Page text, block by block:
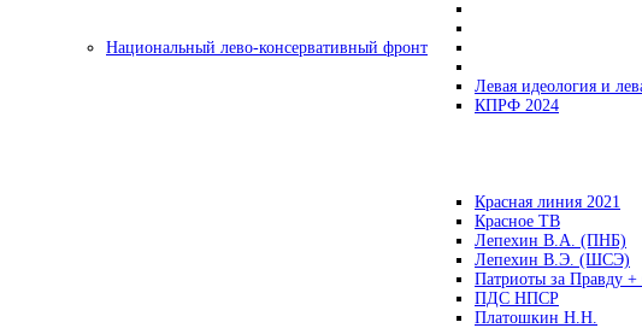
Национальный лево-консервативный фронт
Левая идеология и
КПРФ 2024
Красная линия 2021
Красное ТВ
Лепехин В.А. (ПНБ)
Лепехин В.Э. (ШСЭ)
Патриоты за Правду
ПДС НПСР
Платошкин Н.Н.